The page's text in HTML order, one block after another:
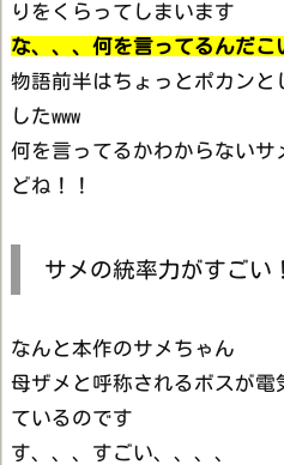
りをくらってしまいます
な、、、何を言ってるんだこ
物語前半はちょっとポカンと
したwww
何を言ってるかわからないサ
どね！！
サメの統率力がすごい
なんと本作のサメちゃん
母ザメと呼称されるボスが電
ているのです
す、、、すごい、、、、